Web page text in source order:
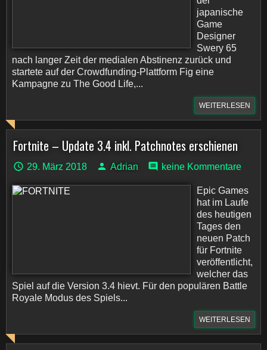
japanische
Game
Designer
Swery 65
nach langer Zeit der medialen Abstinenz zurück und
startete auf der Crowdfunding-Plattform Fig eine
Kampagne zu The Good Life,...
WEITERLESEN
Fortnite – Update 3.4 inkl. Patchnotes erschienen
29. März 2018 Adrian keine Kommentare
Epic Games
hat im Laufe
des heutigen
Tages den
neuen Patch
für Fortnite
veröffentlicht,
welcher das
Spiel auf die Version 3.4 hievt. Für den populären Battle
Royale Modus des Spiels...
WEITERLESEN